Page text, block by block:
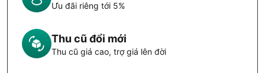
Ưu đãi riêng tới 5%
Thu cũ đổi mới
Thu cũ giá cao, trợ giá lên đời